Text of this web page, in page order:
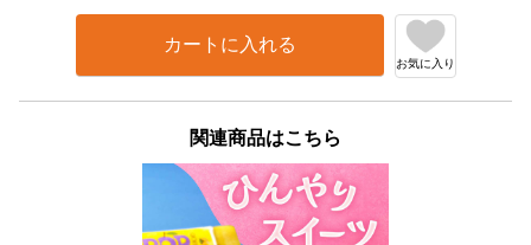
カートに入れる
お気に入り
関連商品はこちら